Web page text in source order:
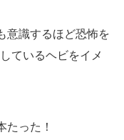
意識するほど恐怖を
ているヘビをイメ
たった！